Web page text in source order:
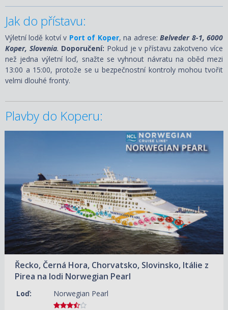
Jak do přístavu:
Výletní lodě kotví v Port of Koper, na adrese: Belveder 8-1, 6000
Koper, Slovenia. Doporučení: Pokud je v přístavu zakotveno více
než jedna výletní loď, snažte se vyhnout návratu na oběd mezi
13:00 a 15:00, protože se u bezpečnostní kontroly mohou tvořit
velmi dlouhé fronty.
Plavby do Koperu:
Řecko, Černá Hora, Chorvatsko, Slovinsko, Itálie z
Pirea na lodi Norwegian Pearl
Loď: Norwegian Pearl
ZOBRAZIT DETAIL
13.09.2026 – 20.09.2026
ZOBRAZIT DETAIL
11.10.2026 – 18.10.2026
13 020 KČ/OS.
(538 €)